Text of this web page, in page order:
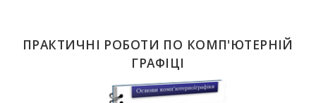
ПРАКТИЧНІ РОБОТИ ПО КОМП'ЮТЕРНІЙ
ГРАФІЦІ